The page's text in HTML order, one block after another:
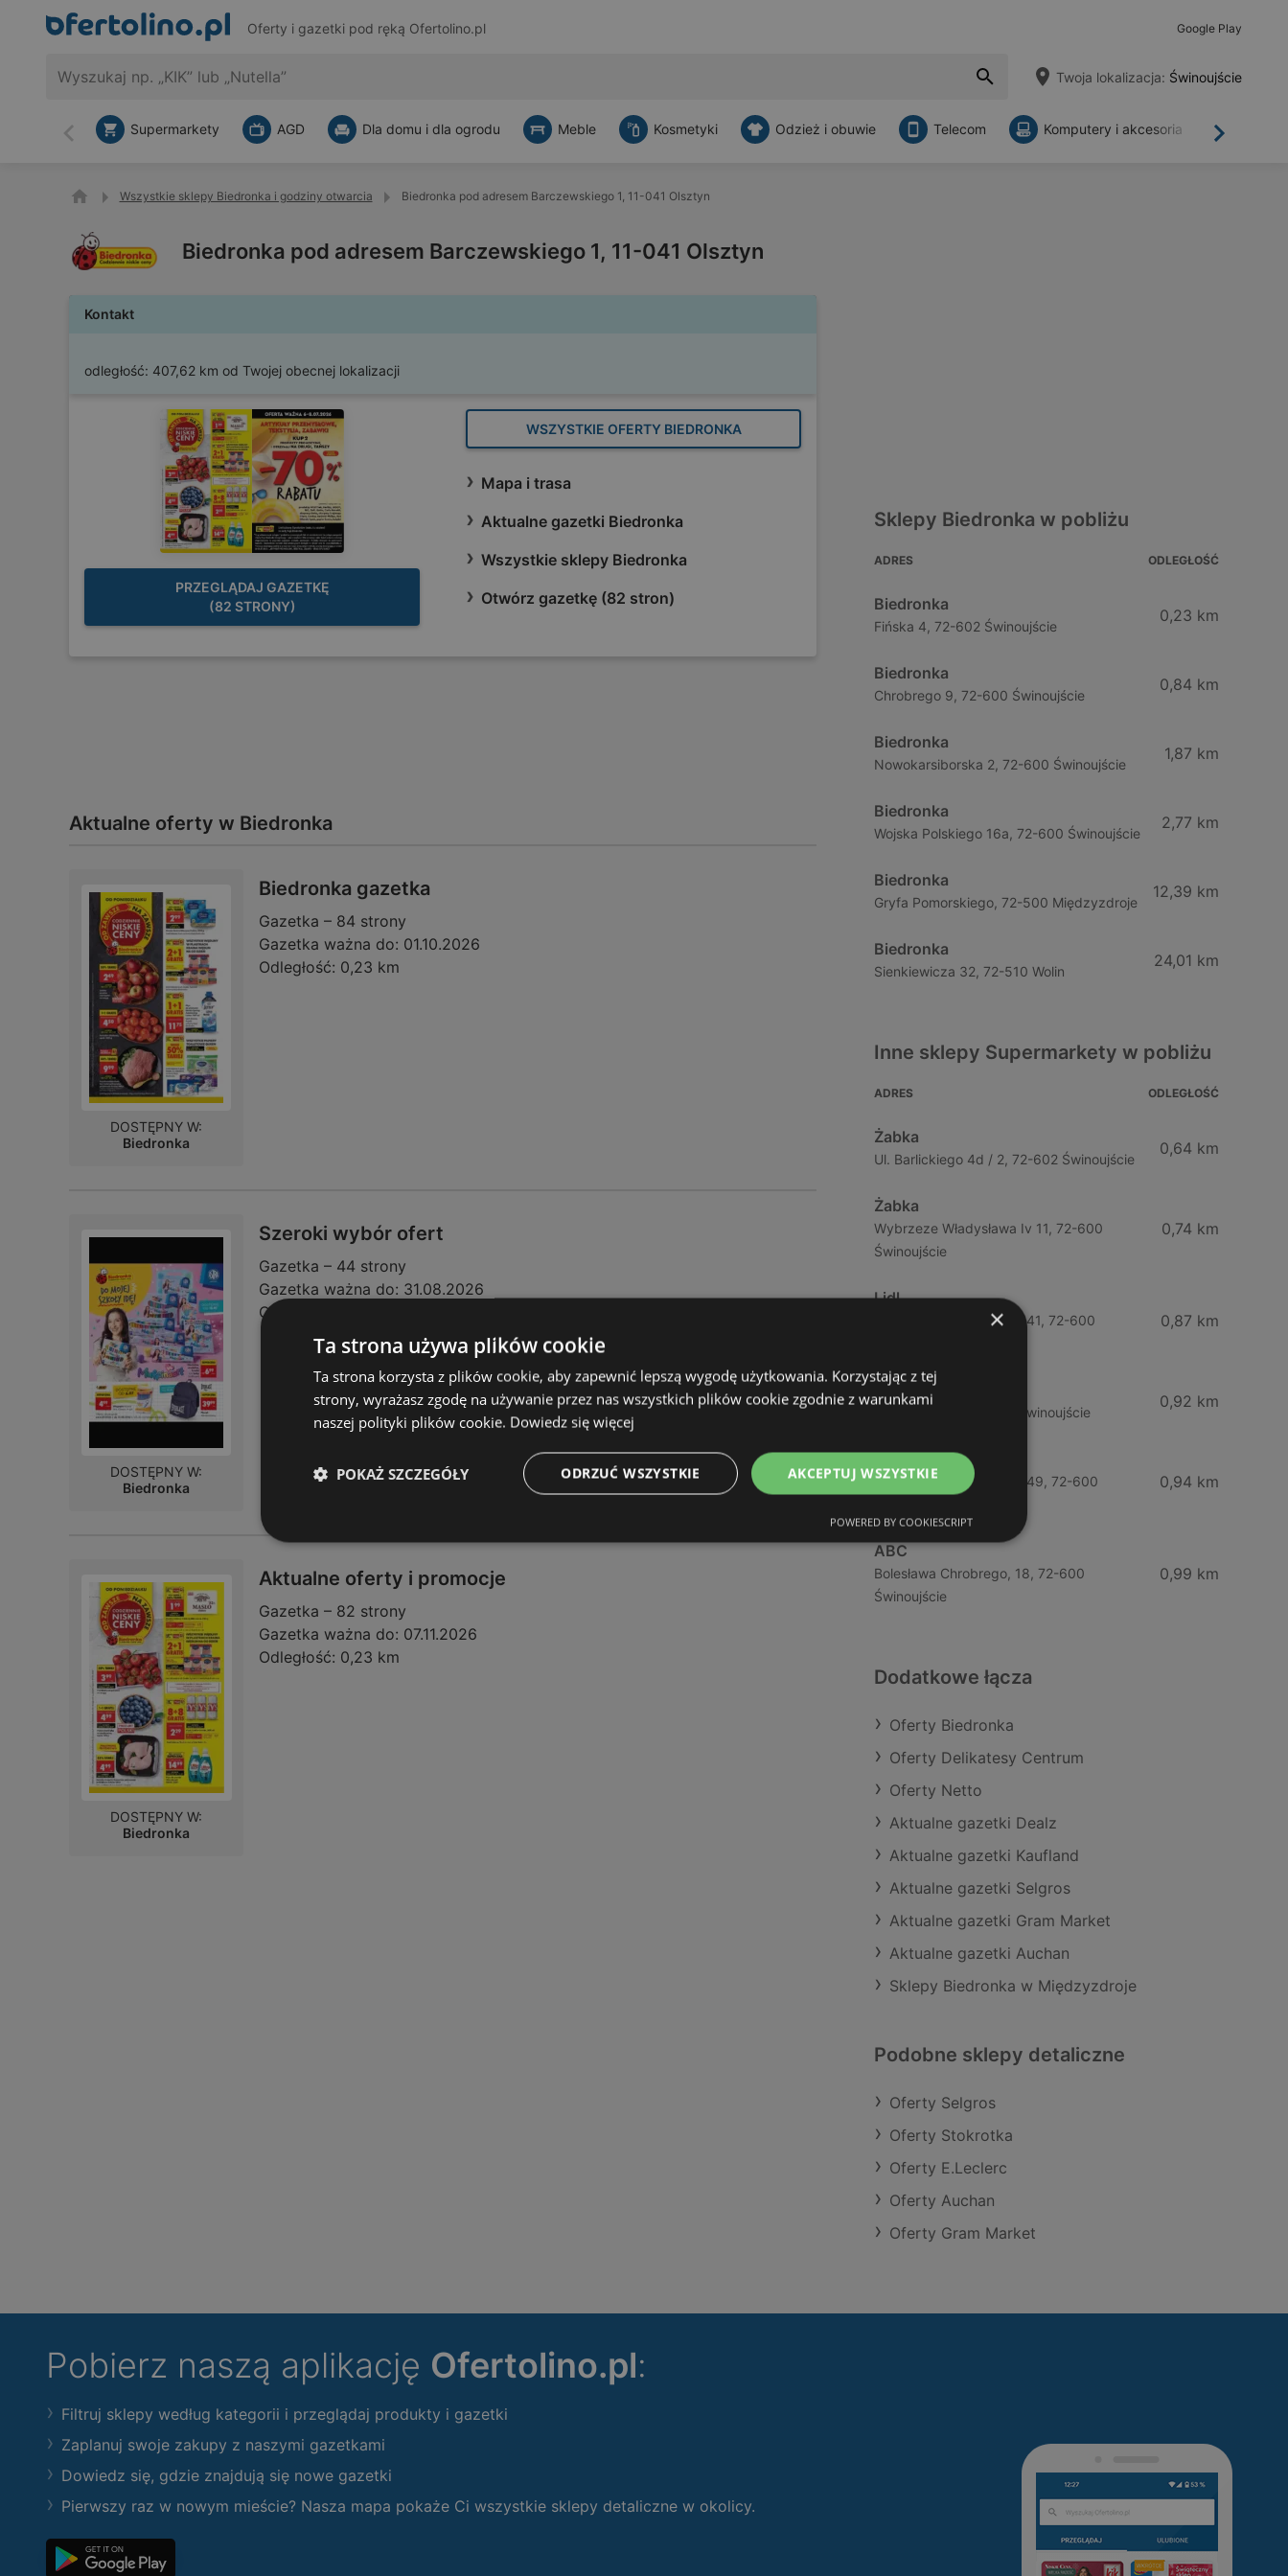
Oferty i gazetki pod ręką Ofertolino.pl Google Play
Twoja lokalizacja: Świnoujście
Wstecz Dalej
Supermarkety AGD Dla domu i dla ogrodu Meble Kosmetyki Odzież i obuwie Telecom Komputery i akcesoria
Wszystkie sklepy Biedronka i godziny otwarcia Biedronka pod adresem Barczewskiego 1, 11-041 Olsztyn
Biedronka pod adresem Barczewskiego 1, 11-041 Olsztyn
Kontakt
odległość: 407,62 km od Twojej obecnej lokalizacji
PRZEGLĄDAJ GAZETKĘ
(82 STRONY)
WSZYSTKIE OFERTY BIEDRONKA
Mapa i trasa
Aktualne gazetki Biedronka
Wszystkie sklepy Biedronka
Otwórz gazetkę (82 stron)
Aktualne oferty w Biedronka
Biedronka gazetka
Gazetka – 84 strony
Gazetka ważna do: 01.10.2026
Odległość: 0,23 km
DOSTĘPNY W:
Biedronka
Szeroki wybór ofert
Gazetka – 44 strony
Gazetka ważna do: 31.08.2026
Odległość:
DOSTĘPNY W:
Biedronka
Aktualne oferty i promocje
Gazetka – 82 strony
Gazetka ważna do: 07.11.2026
Odległość: 0,23 km
DOSTĘPNY W:
Biedronka
Sklepy Biedronka w pobliżu
ADRES ODLEGŁOŚĆ
Biedronka
Fińska 4, 72-602 Świnoujście
0,23 km
Biedronka
Chrobrego 9, 72-600 Świnoujście
0,84 km
Biedronka
Nowokarsiborska 2, 72-600 Świnoujście
1,87 km
Biedronka
Wojska Polskiego 16a, 72-600 Świnoujście
2,77 km
Biedronka
Gryfa Pomorskiego, 72-500 Międzyzdroje
12,39 km
Biedronka
Sienkiewicza 32, 72-510 Wolin
24,01 km
Inne sklepy Supermarkety w pobliżu
ADRES ODLEGŁOŚĆ
Żabka
Ul. Barlickiego 4d / 2, 72-602 Świnoujście
0,64 km
Żabka
Wybrzeze Władysława Iv 11, 72-600
Świnoujście
0,74 km
Lidl
Ul. Bohaterów Września 41, 72-600
0,87 km
ABC
Barlickiego, 4, 72-600 Świnoujście
0,92 km
Żabka
Ul. Bohaterów Września 49, 72-600
0,94 km
ABC
Bolesława Chrobrego, 18, 72-600
Świnoujście
0,99 km
Dodatkowe łącza
Oferty Biedronka
Oferty Delikatesy Centrum
Oferty Netto
Aktualne gazetki Dealz
Aktualne gazetki Kaufland
Aktualne gazetki Selgros
Aktualne gazetki Gram Market
Aktualne gazetki Auchan
Sklepy Biedronka w Międzyzdroje
Podobne sklepy detaliczne
Oferty Selgros
Oferty Stokrotka
Oferty E.Leclerc
Oferty Auchan
Oferty Gram Market
Pobierz naszą aplikację Ofertolino.pl:
Filtruj sklepy według kategorii i przeglądaj produkty i gazetki
Zaplanuj swoje zakupy z naszymi gazetkami
Dowiedz się, gdzie znajdują się nowe gazetki
Pierwszy raz w nowym mieście? Nasza mapa pokaże Ci wszystkie sklepy detaliczne w okolicy.
×
Ta strona używa plików cookie
Ta strona korzysta z plików cookie, aby zapewnić lepszą wygodę użytkowania. Korzystając z tej
strony, wyrażasz zgodę na używanie przez nas wszystkich plików cookie zgodnie z warunkami
naszej polityki plików cookie. Dowiedz się więcej
AKCEPTUJ WSZYSTKIE
ODRZUĆ WSZYSTKIE
POKAŻ SZCZEGÓŁY
POWERED BY COOKIESCRIPT